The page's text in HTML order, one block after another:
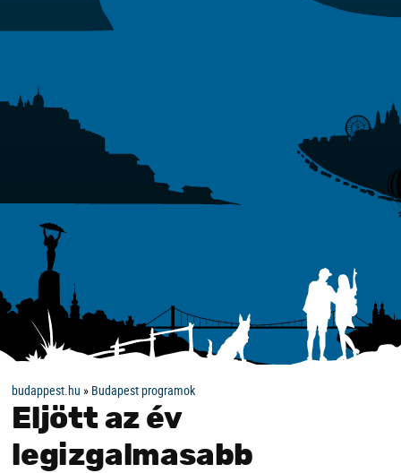
budappest.hu » Budapest programok
Eljött az év
legizgalmasabb